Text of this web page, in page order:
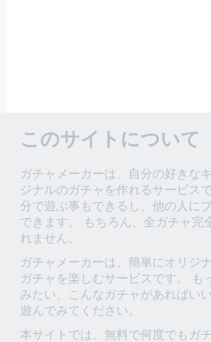
このサイトについて
ガチャメーカーは、自分の好きな
ジナルのガチャを作れるサービス
分で遊ぶ事もできるし、他の人に
できます。 もちろん、全ガチャ完
れません。
ガチャメーカーは、簡単にオリジ
ガチャを楽しむサービスです。 も
みたい、こんなガチャがあればい
遊んでみてください。
本サイトでは、無料で何度でもガ